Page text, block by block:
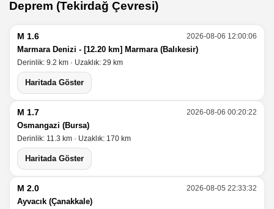
Deprem (Tekirdağ Çevresi)
M 1.6 2026-08-06 12:00:06
Marmara Denizi - [12.20 km] Marmara (Balıkesir)
Derinlik: 9.2 km · Uzaklık: 29 km
Haritada Göster
M 1.7 2026-08-06 00:20:22
Osmangazi (Bursa)
Derinlik: 11.3 km · Uzaklık: 170 km
Haritada Göster
M 2.0 2026-08-05 22:33:32
Ayvacık (Çanakkale)